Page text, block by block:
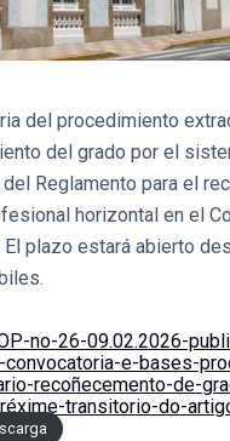
del procedimiento
del grado por el
Reglamento para el
horizontal en el
El plazo estará abierto
no-26-09.02.2026-
e-bases-
recoñecemento-de-
transitorio-do-